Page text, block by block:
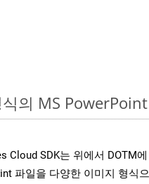
식의 MS
Cloud SDK는 위에서 DOTM
파일을 다양한 이미지 형식